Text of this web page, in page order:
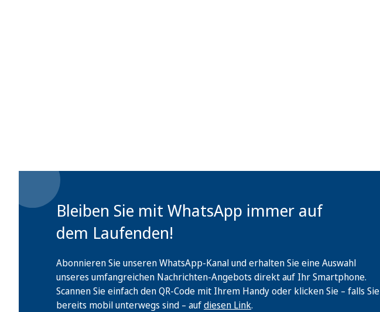
Bleiben Sie mit WhatsApp immer auf
dem Laufenden!
Abonnieren Sie unseren WhatsApp-Kanal und erhalten Sie eine Auswahl
unseres umfangreichen Nachrichten-Angebots direkt auf Ihr Smartphone.
Scannen Sie einfach den QR-Code mit Ihrem Handy oder klicken Sie – falls Sie
bereits mobil unterwegs sind – aufdiesen Link.